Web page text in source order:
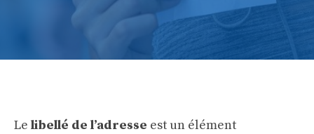
Le libellé de l’adresse est un élément